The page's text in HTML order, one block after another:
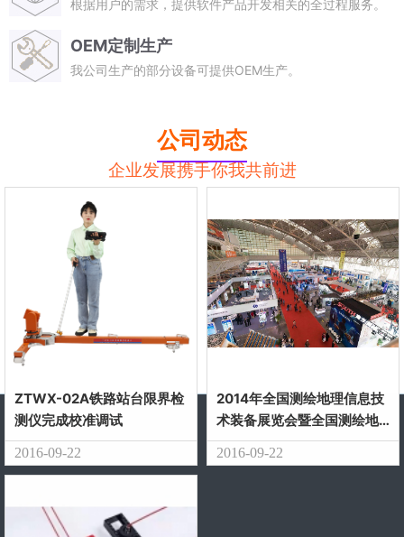
根据用户的需求，提供软件产品开发相关的全过程服务。
OEM定制生产
我公司生产的部分设备可提供OEM生产。
公司动态
企业发展携手你我共前进
ZTWX-02A铁路站台限界检
测仪完成校准调试
2016-09-22
2014年全国测绘地理信息技
术装备展览会暨全国测绘地
理信息博览会
2016-09-22